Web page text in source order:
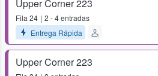
Upper Corner 223
Fila 24
2 - 4 entradas
Entrega Rápida
Upper Corner 223